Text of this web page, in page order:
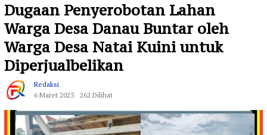
Dugaan Penyerobotan Lahan
Warga Desa Danau Buntar oleh
Warga Desa Natai Kuini untuk
Diperjualbelikan
Redaksi
6 Maret 2025
262 Dilihat